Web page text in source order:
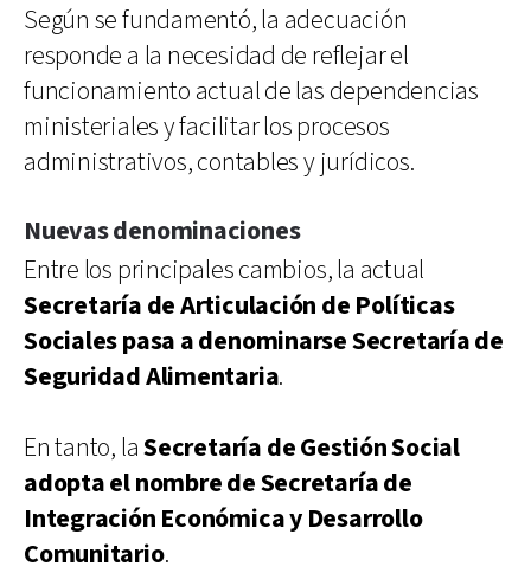
Según se fundamentó, la adecuación
responde a la necesidad de reflejar el
funcionamiento actual de las dependencias
ministeriales y facilitar los procesos
administrativos, contables y jurídicos.
Nuevas denominaciones
Entre los principales cambios, la actual
Secretaría de Articulación de Políticas
Sociales pasa a denominarse Secretaría de
Seguridad Alimentaria.
En tanto, laSecretaría de Gestión Social
adopta el nombre de Secretaría de
Integración Económica y Desarrollo
Comunitario.